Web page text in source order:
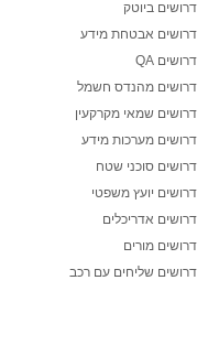
דרושים ביוטק
דרושים אבטחת מידע
דרושים QA
דרושים מהנדס חשמל
דרושים שמאי מקרקעין
דרושים מערכות מידע
דרושים סוכני שטח
דרושים יועץ משפטי
דרושים אדריכלים
דרושים מורים
דרושים שליחים עם רכב